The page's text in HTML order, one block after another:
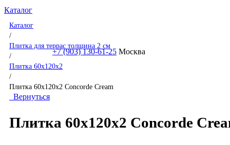
+7 (903) 130-61-25 Москва
Каталог
Каталог
/
Плитка для террас толщина 2 см
/
Плитка 60x120x2
/
Плитка 60x120x2 Concorde Cream
Вернуться
Плитка 60x120x2 Concorde